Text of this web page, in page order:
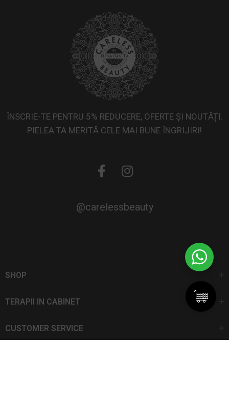
ÎNSCRIE-TE PENTRU 5% REDUCERE, OFERTE ȘI NOUTĂȚI.
PIELEA TA MERITĂ CELE MAI BUNE ÎNGRIJIRI!
@carelessbeauty
SHOP
TERAPII IN CABINET
CUSTOMER SERVICE